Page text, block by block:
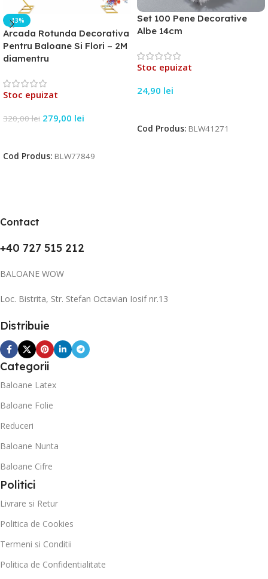
-13%
Arcada Rotunda Decorativa
Pentru Baloane Si Flori – 2M
diamentru
Stoc epuizat
320,00lei 279,00 lei
Cod Produs: BLW77849
Set 100 Pene Decorative
Albe 14cm
Stoc epuizat
24,90 lei
Cod Produs: BLW41271
Contact
+40 727 515 212
BALOANE WOW
Loc. Bistrita, Str. Stefan Octavian Iosif nr.13
Distribuie
Categorii
Baloane Latex
Baloane Folie
Reduceri
Baloane Nunta
Baloane Cifre
Politici
Livrare si Retur
Politica de Cookies
Termeni si Conditii
Politica de Confidentialitate